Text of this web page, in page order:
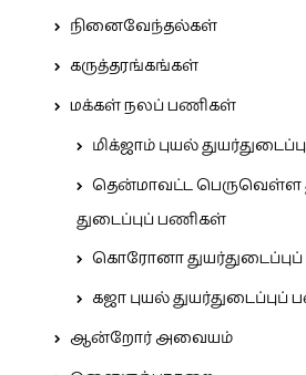
நினைவேந்தல்கள்
கருத்தரங்கங்கள்
மக்கள் நலப் பணிகள்
மிக்ஜாம் புயல்
தென்மாவட்ட பெருவெள்ள
துடைப்புப் பணிகள்
கொரோனா
கஜா புயல்
ஆன்றோர் அவையம்